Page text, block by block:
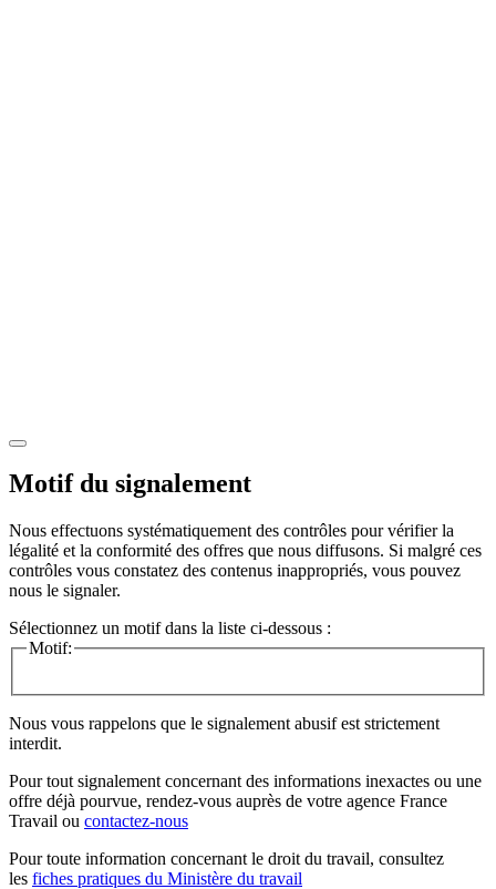
Motif du signalement
Nous effectuons systématiquement des contrôles pour vérifier la
légalité et la conformité des offres que nous diffusons. Si malgré ces
contrôles vous constatez des contenus inappropriés, vous pouvez
nous le signaler.
Sélectionnez un motif dans la liste ci-dessous :
Motif:
Nous vous rappelons que le signalement abusif est strictement
interdit.
Pour tout signalement concernant des informations inexactes ou une
offre déjà pourvue, rendez-vous auprès de votre agence France
Travail ou contactez-nous
Pour toute information concernant le droit du travail, consultez
les fiches pratiques du Ministère du travail